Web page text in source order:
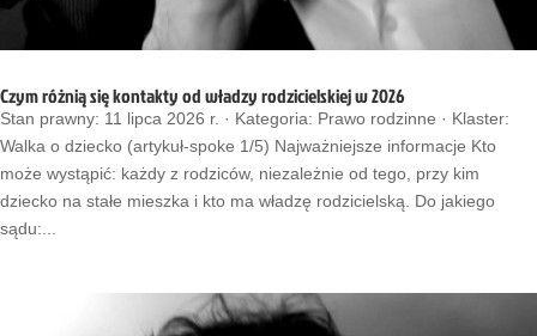
Czym różnią się kontakty od władzy rodzicielskiej w 2026
Stan prawny: 11 lipca 2026 r. · Kategoria: Prawo rodzinne · Klaster:
Walka o dziecko (artykuł-spoke 1/5) Najważniejsze informacje Kto
może wystąpić: każdy z rodziców, niezależnie od tego, przy kim
dziecko na stałe mieszka i kto ma władzę rodzicielską. Do jakiego
sądu:...